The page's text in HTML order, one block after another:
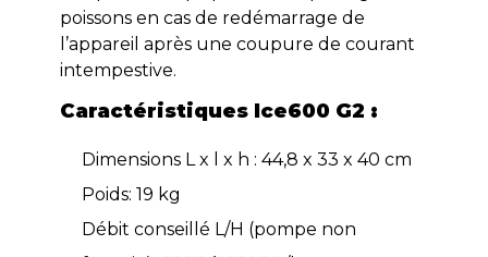
poissons en cas de redémarrage de
l’appareil après une coupure de courant
intempestive.
Caractéristiques Ice600 G2 :
Dimensions L x l x h : 44,8 x 33 x 40 cm
Poids: 19 kg
Débit conseillé L/H (pompe non